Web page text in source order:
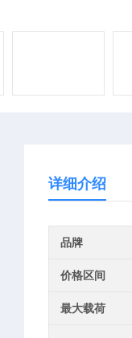
详细介绍
品牌
价格区间
最大载荷